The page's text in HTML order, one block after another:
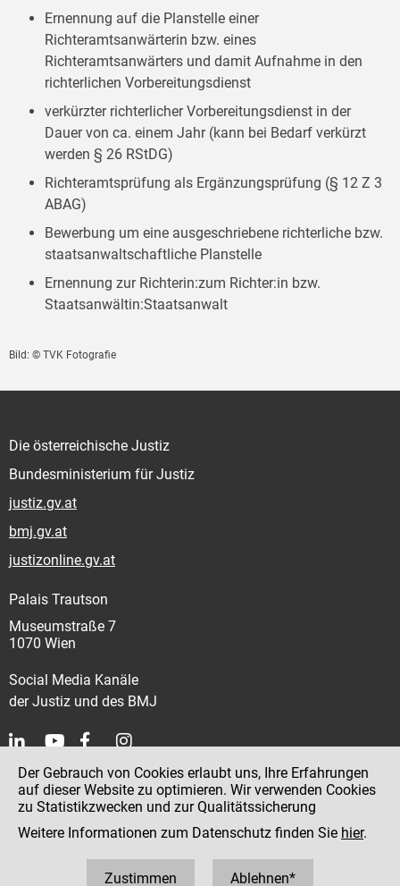
Ernennung auf die Planstelle einer
Richteramtsanwärterin bzw. eines
Richteramtsanwärters und damit Aufnahme in den
richterlichen Vorbereitungsdienst
verkürzter richterlicher Vorbereitungsdienst in der
Dauer von ca. einem Jahr (kann bei Bedarf verkürzt
werden § 26 RStDG)
Richteramtsprüfung als Ergänzungsprüfung (§ 12 Z 3
ABAG)
Bewerbung um eine ausgeschriebene richterliche bzw.
staatsanwaltschaftliche Planstelle
Ernennung zur Richterin:zum Richter:in bzw.
Staatsanwältin:Staatsanwalt
Bild: © TVK Fotografie
Die österreichische Justiz
Bundesministerium für Justiz
justiz.gv.at
bmj.gv.at
justizonline.gv.at
Palais Trautson
Museumstraße 7
1070 Wien
Social Media Kanäle
der Justiz und des BMJ
Kontakt
Impressum
Datenschutz
Der Gebrauch von Cookies erlaubt uns, Ihre Erfahrungen
auf dieser Website zu optimieren. Wir verwenden Cookies
zu Statistikzwecken und zur Qualitätssicherung
Weitere Informationen zum Datenschutz finden Sie hier.
Zustimmen Ablehnen*